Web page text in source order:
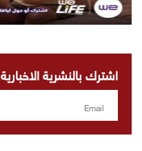
اشترك بالنشرية الاخبارية